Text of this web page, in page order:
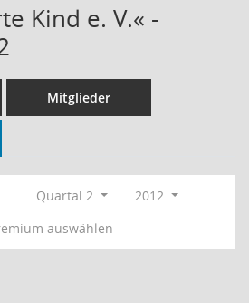
Kind e. V.« -
Mitglieder
Quartal 2
2012
auswählen